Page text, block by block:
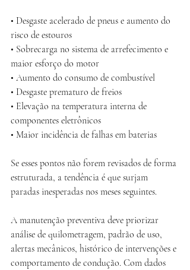
• Desgaste acelerado de pneus e aumento do
risco de estouros
• Sobrecarga no sistema de arrefecimento e
maior esforço do motor
• Aumento do consumo de combustível
• Desgaste prematuro de freios
• Elevação na temperatura interna de
componentes eletrônicos
• Maior incidência de falhas em baterias
Se esses pontos não forem revisados de forma
estruturada, a tendência é que surjam
paradas inesperadas nos meses seguintes.
A manutenção preventiva deve priorizar
análise de quilometragem, padrão de uso,
alertas mecânicos, histórico de intervenções e
comportamento de condução. Com dados